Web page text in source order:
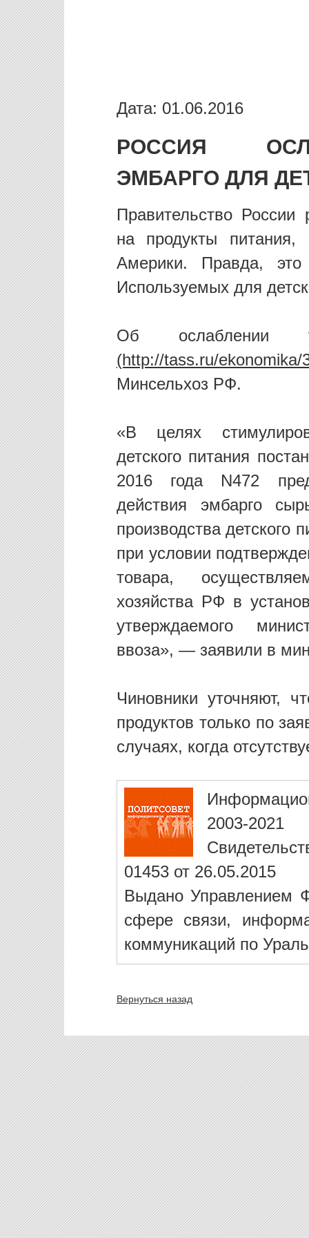
Дата: 01.06.2016
РОССИЯ
ЭМБАРГО ДЛЯ
Правительство
на продукты
Америки. Правда, это
Используемых для
Об ослаблении
Минсельхоз РФ.
«В целях
детского питания
2016 года N472
действия эмбарго
производства
при условии
товара,
хозяйства РФ в
утверждаемого
ввоза», — заявили в
Чиновники уточняют,
продуктов только по
случаях, когда
2003-2021
01453 от 26.05.2015
Выдано Управлением
сфере связи,
коммуникаций по
Вернуться назад